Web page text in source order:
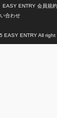
EASY ENTRY 会員規約
合わせ
EASY ENTRY All right